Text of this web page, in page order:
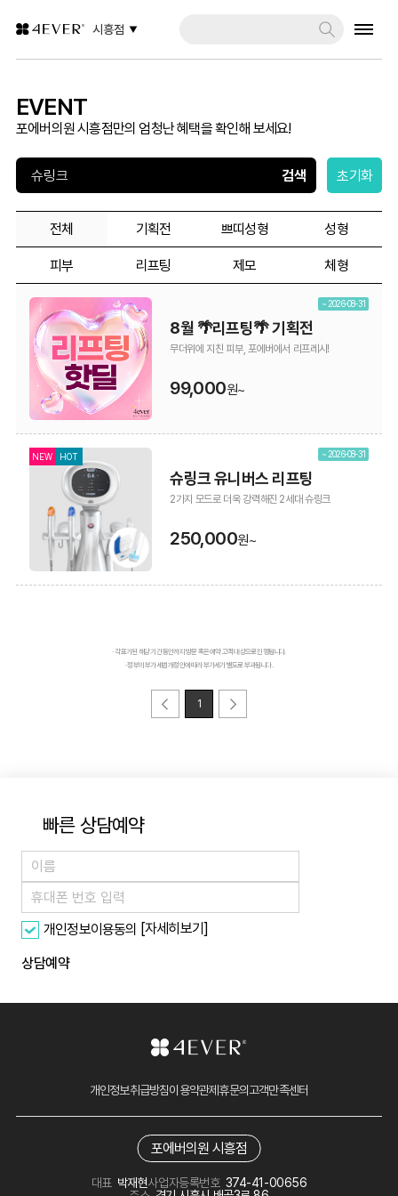
시흥점
EVENT
포에버의원 시흥점만의 엄청난 혜택을 확인해 보세요!
초기화
전체 기획전 쁘띠성형 성형
피부 리프팅 제모 체형
8월 🌴리프팅🌴 기획전
무더위에 지친 피부, 포에버에서 리프레시!
~ 2026-08-31
99,000원~
NEW HOT
슈링크 유니버스 리프팅
2가지 모드로 더욱 강력해진 2세대 슈링크
~ 2026-08-31
250,000원~
· 각 표기된 해당 기간 동안까지 방문 혹은 예약 고객 대상으로 진행됩니다.
· 정부의 부가세법 개정안에 따라 부가세가 별도로 부과됩니다.
1
빠른 상담예약
개인정보이용동의 [자세히보기]
상담예약
개인정보취급방침이용약관제휴문의고객만족센터
포에버의원 시흥점
대표 박재현사업자등록번호 374-41-00656